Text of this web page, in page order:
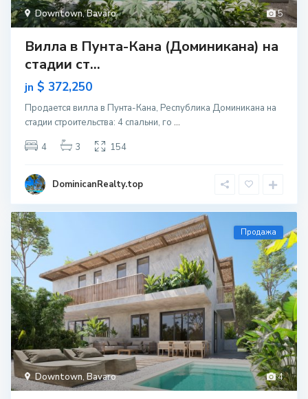
5
Downtown,Bavaro
Вилла в Пунта-Кана (Доминикана) на
стадии ст...
jn $ 372,250
Продается вилла в Пунта-Кана, Республика Доминикана на
стадии строительcтва: 4 спальни, го ...
4
3 154
DominicanRealty.top
4
Downtown, Bavaro
Продажа